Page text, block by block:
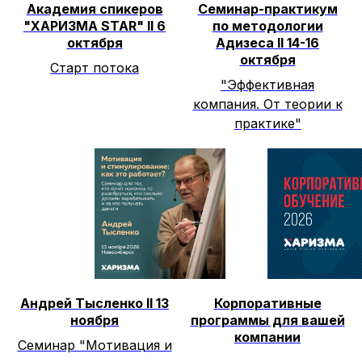
Академия спикеров
"ХАРИЗМА STAR" II 6
октября
Старт потока
Семинар-практикум
по методологии
Адизеса II 14-16
октября
"Эффективная
компания. От теории к
практике"
Андрей Тысленко II 13
ноября
Семинар "Мотивация и
Корпоративные
программы для вашей
компании